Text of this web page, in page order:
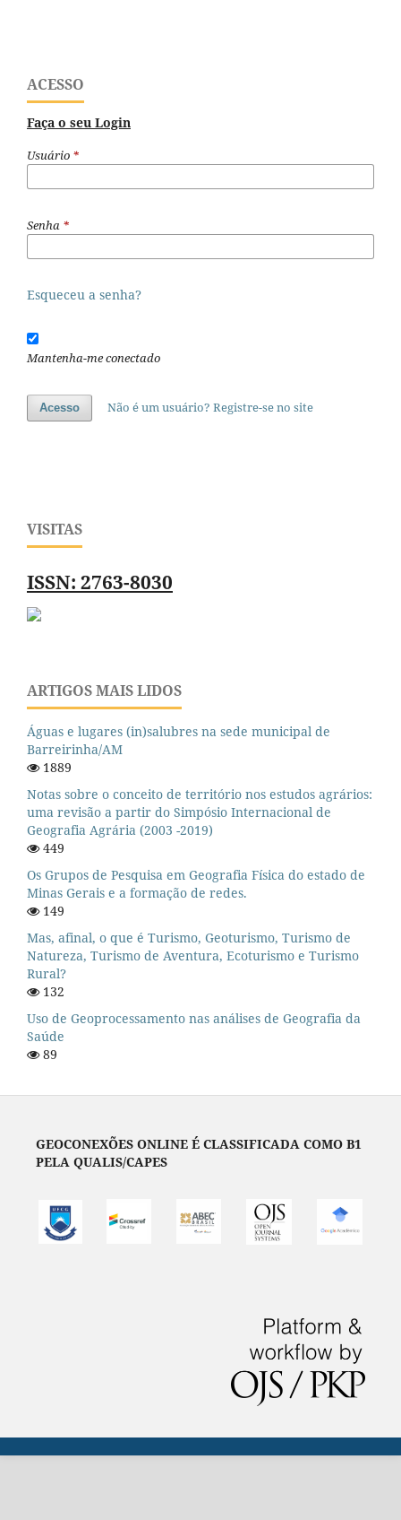
ACESSO
Faça o seu Login
Usuário *
Senha *
Esqueceu a senha?
Mantenha-me conectado
Acesso Não é um usuário? Registre-se no site
VISITAS
ISSN: 2763-8030
ARTIGOS MAIS LIDOS
Águas e lugares (in)salubres na sede municipal de
Barreirinha/AM
1889
Notas sobre o conceito de território nos estudos agrários:
uma revisão a partir do Simpósio Internacional de
Geografia Agrária (2003 -2019)
449
Os Grupos de Pesquisa em Geografia Física do estado de
Minas Gerais e a formação de redes.
149
Mas, afinal, o que é Turismo, Geoturismo, Turismo de
Natureza, Turismo de Aventura, Ecoturismo e Turismo
Rural?
132
Uso de Geoprocessamento nas análises de Geografia da
Saúde
89
GEOCONEXÕES ONLINE É CLASSIFICADA COMO B1
PELA QUALIS/CAPES